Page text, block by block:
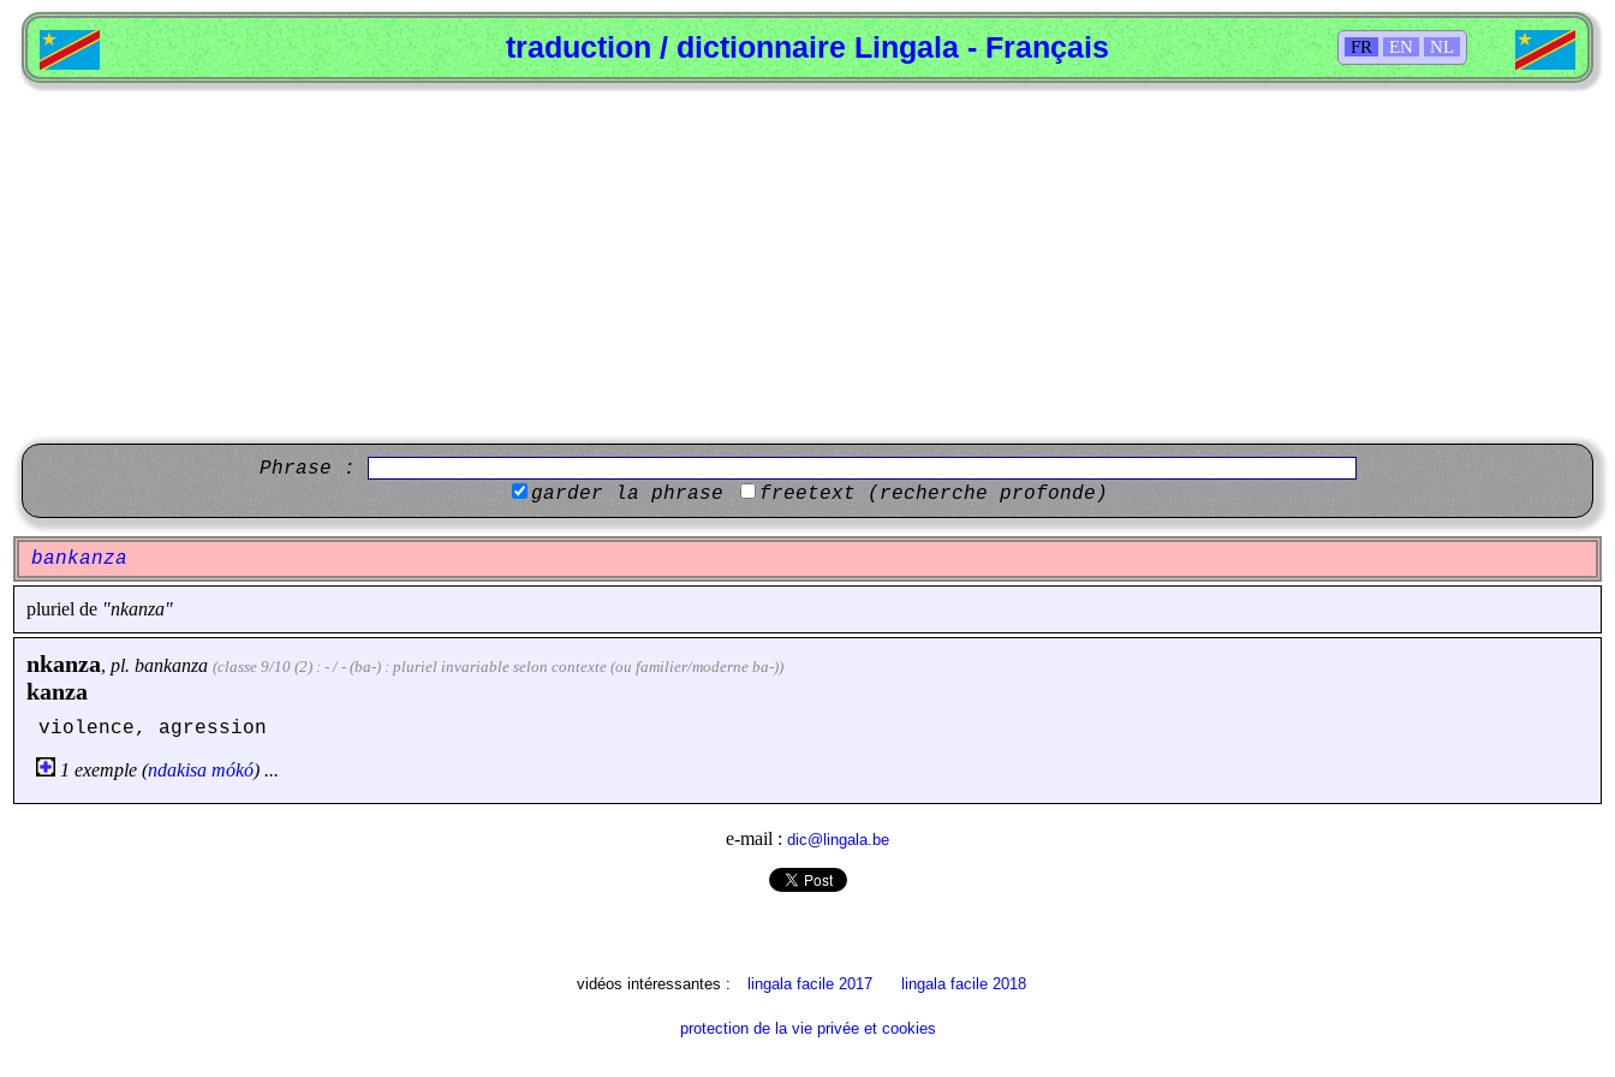
FR EN NL
traduction / dictionnaire Lingala - Français
Phrase :
garder la phrase
freetext (recherche profonde)
bankanza
pluriel de "nkanza"
nkanza, pl. bankanza (classe 9/10 (2) : - / - (ba-) : pluriel invariable selon contexte (ou familier/moderne ba-))
kanza
violence, agression
1 exemple (ndakisa mókó) ...
e-mail : dic@lingala.be
vidéos intéressantes : lingala facile 2017 lingala facile 2018
protection de la vie privée et cookies